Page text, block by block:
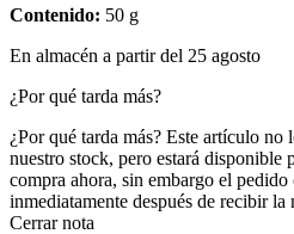
Contenido: 50 g
En almacén a partir del 25 agosto
¿Por qué tarda más?
¿Por qué tarda más? Este artículo no
nuestro stock, pero estará disponible
compra ahora, sin embargo el pedido
inmediatamente después de recibir la
Cerrar nota